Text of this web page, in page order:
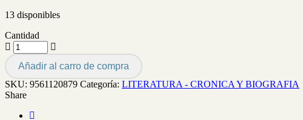
13 disponibles
Cantidad
Añadir al carro de compra
SKU: 9561120879 Categoría: LITERATURA - CRONICA Y BIOGRAFIA
Share